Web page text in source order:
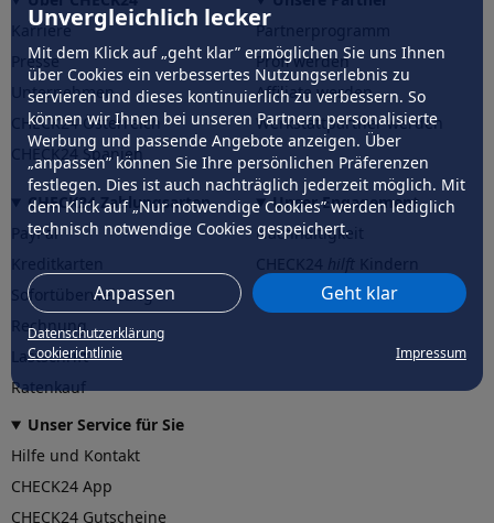
Unvergleichlich lecker
Mit dem Klick auf „geht klar” ermöglichen Sie uns Ihnen
über Cookies ein verbessertes Nutzungserlebnis zu
servieren und dieses kontinuierlich zu verbessern. So
können wir Ihnen bei unseren Partnern personalisierte
Werbung und passende Angebote anzeigen. Über
„anpassen” können Sie Ihre persönlichen Präferenzen
festlegen. Dies ist auch nachträglich jederzeit möglich. Mit
dem Klick auf „Nur notwendige Cookies” werden lediglich
technisch notwendige Cookies gespeichert.
Anpassen Geht klar
Datenschutzerklärung
Cookierichtlinie
Impressum
Karriere
Presse
Unternehmen
CHECK24 Österreich
CHECK24 Spanien
Partnerprogramm
Profi werden
Affiliate werden
Werkstattpartner werden
CHECK24 Zahlungsarten
PayPal
Sofortüberweisung
Rechnung
Lastschrift
Ratenkauf
Unser Engagement
Nachhaltigkeit
CHECK24hilftder Natur
Unser Service für Sie
Hilfe und Kontakt
CHECK24 App
CHECK24 Gutscheine